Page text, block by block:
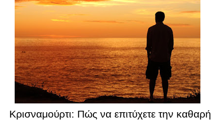
Κρισναμούρτι: Πώς να επιτύχετε την καθαρή